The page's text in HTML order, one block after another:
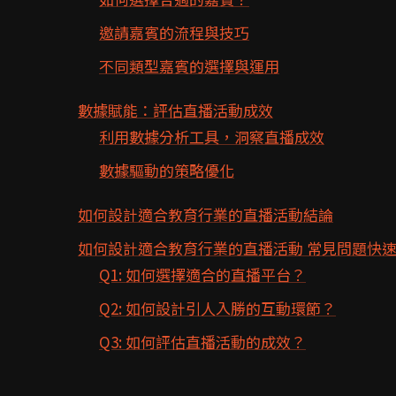
邀請嘉賓的流程與技巧
不同類型嘉賓的選擇與運用
數據賦能：評估直播活動成效
利用數據分析工具，洞察直播成效
數據驅動的策略優化
如何設計適合教育行業的直播活動結論
如何設計適合教育行業的直播活動 常見問題快
Q1: 如何選擇適合的直播平台？
Q2: 如何設計引人入勝的互動環節？
Q3: 如何評估直播活動的成效？